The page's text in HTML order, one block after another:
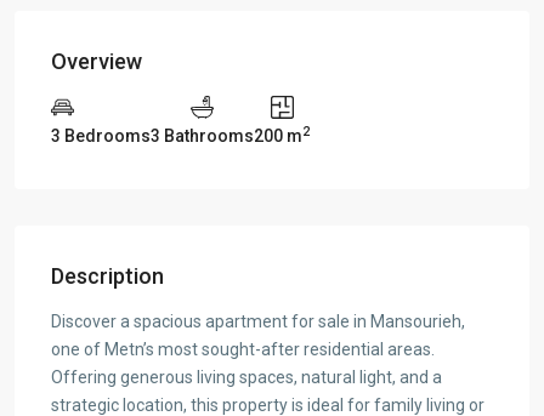
Overview
3 Bedrooms3 Bathrooms200 m2
Description
Discover a spacious apartment for sale in Mansourieh,
one of Metn’s most sought-after residential areas.
Offering generous living spaces, natural light, and a
strategic location, this property is ideal for family living or